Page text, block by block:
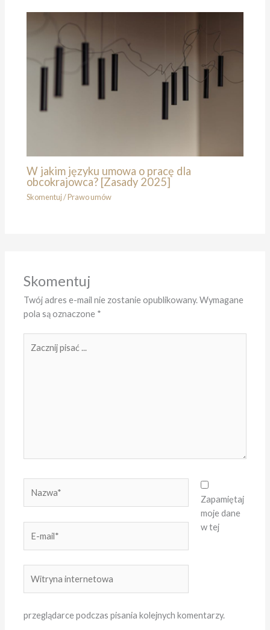
W jakim języku umowa o pracę dla
obcokrajowca? [Zasady 2025]
Skomentuj/Prawo umów
Skomentuj
Twój adres e-mail nie zostanie opublikowany.Wymagane
pola są oznaczone *
pisać
mail*
internetowa
Zapamiętaj
moje dane
w tej
przeglądarce podczas pisania kolejnych komentarzy.